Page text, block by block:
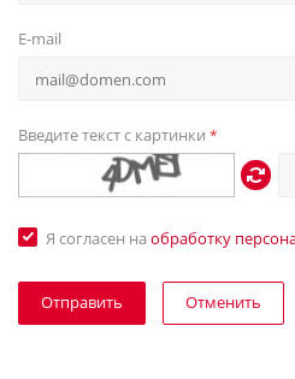
E-mail
Введите текст с картинки *
Я согласен на обработку
Отменить